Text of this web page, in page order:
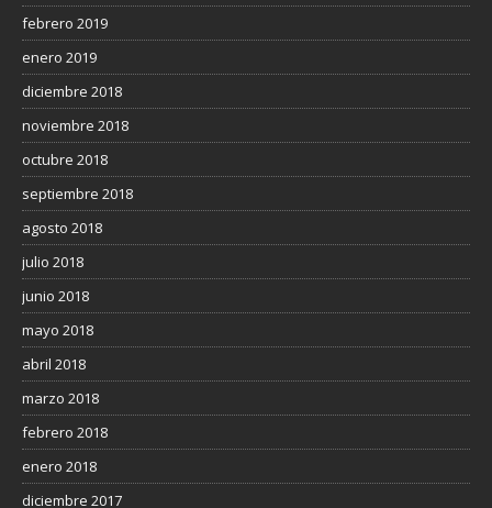
febrero 2019
enero 2019
diciembre 2018
noviembre 2018
octubre 2018
septiembre 2018
agosto 2018
julio 2018
junio 2018
mayo 2018
abril 2018
marzo 2018
febrero 2018
enero 2018
diciembre 2017